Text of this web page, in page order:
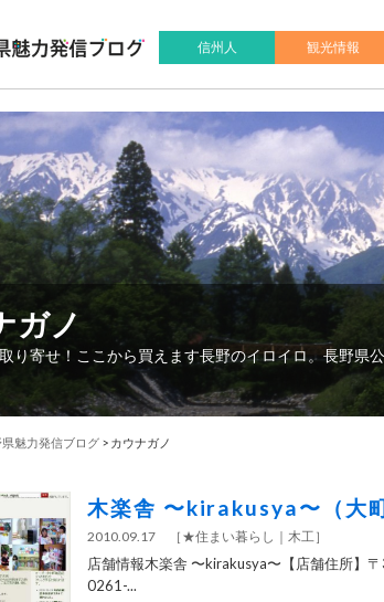
信州人
観光情報
ガノ
り寄せ！ここから買えます長野のイロイロ。長野県
魅力発信ブログ > カウナガノ
木楽舎 〜kirakusya〜（大町
2010.09.17 ［ ★住まい暮らし 木工 ］
店舗情報木楽舎 〜kirakusya〜【店舗住所】
0261-...